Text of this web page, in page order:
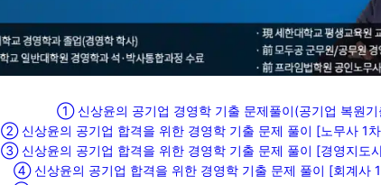
① 신상윤의 공기업 경영학 기출 문제풀이(공기업 복원기
② 신상윤의 공기업 합격을 위한 경영학 기출 문제 풀이 [노무사 1
③ 신상윤의 공기업 합격을 위한 경영학 기출 문제 풀이 [경영지도
④ 신상윤의 공기업 합격을 위한 경영학 기출 문제 풀이 [회계사